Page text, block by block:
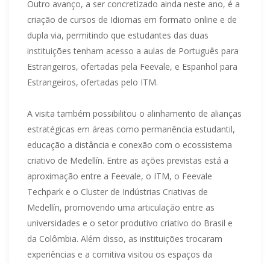
Outro avanço, a ser concretizado ainda neste ano, é a
criação de cursos de Idiomas em formato online e de
dupla via, permitindo que estudantes das duas
instituições tenham acesso a aulas de Português para
Estrangeiros, ofertadas pela Feevale, e Espanhol para
Estrangeiros, ofertadas pelo ITM.
A visita também possibilitou o alinhamento de alianças
estratégicas em áreas como permanência estudantil,
educação a distância e conexão com o ecossistema
criativo de Medellín. Entre as ações previstas está a
aproximação entre a Feevale, o ITM, o Feevale
Techpark e o Cluster de Indústrias Criativas de
Medellín, promovendo uma articulação entre as
universidades e o setor produtivo criativo do Brasil e
da Colômbia. Além disso, as instituições trocaram
experiências e a comitiva visitou os espaços da